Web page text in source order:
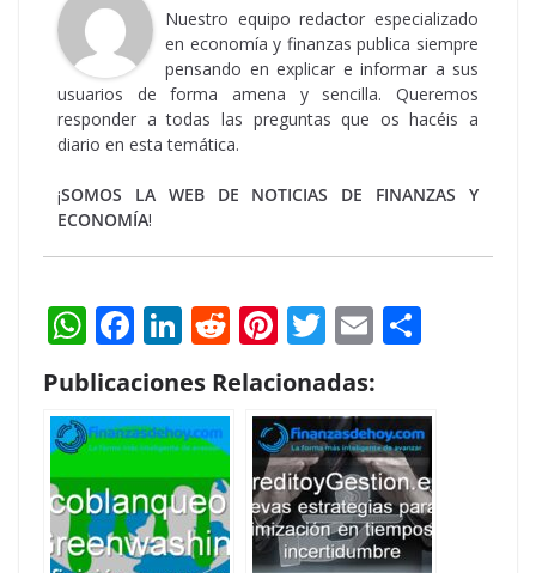
Nuestro equipo redactor especializado
en economía y finanzas publica siempre
pensando en explicar e informar a sus
usuarios de forma amena y sencilla. Queremos
responder a todas las preguntas que os hacéis a
diario en esta temática.
¡SOMOS LA WEB DE NOTICIAS DE FINANZAS Y
ECONOMÍA!
W
h
at
s
A
p
p
F
ac
e
b
o
o
k
Li
k
e
dI
n
R
e
d
di
Pi
nt
er
e
st
T
w
itt
er
E
ai
l e
Publicaciones Relacionadas: